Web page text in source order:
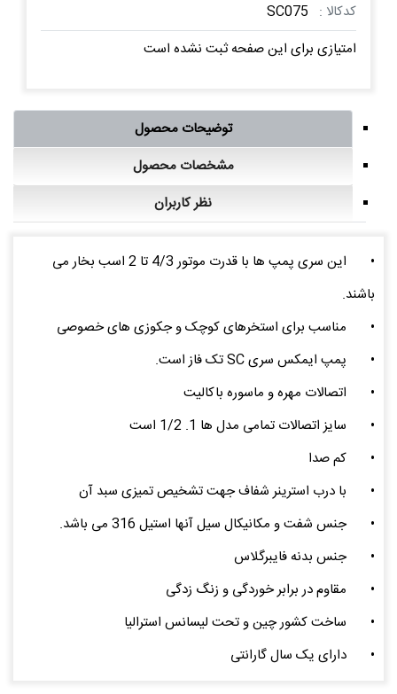
کدکالا : SC075
امتیازی برای این صفحه ثبت نشده است
توضیحات محصول
مشخصات محصول
نظر کاربران
•
این سری پمپ ها با قدرت موتور 4/3 تا 2 اسب بخار می
باشند.
•
مناسب برای استخرهای کوچک و جکوزی های خصوصی
•
پمپ ایمکس سری SC تک فاز است.
•
اتصالات مهره و ماسوره باکالیت
•
سایز اتصالات تمامی مدل ها 1. 1/2 است
•
کم صدا
•
با درب استرینر شفاف جهت تشخیص تمیزی سبد آن
•
جنس شفت و مکانیکال سیل آنها استیل 316 می باشد.
•
جنس بدنه فایبرگلاس
•
مقاوم در برابر خوردگی و زنگ زدگی
•
ساخت کشور چین و تحت لیسانس استرالیا
•
دارای یک سال گارانتی